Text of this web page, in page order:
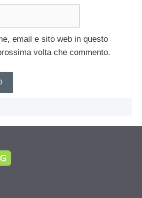
email e sito web in questo
volta che commento.